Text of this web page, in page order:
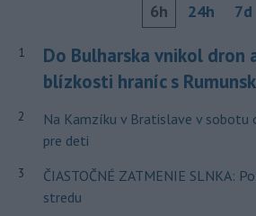
6h 24h 7d
1
Do Bulharska vnikol dron
blízkosti hraníc s
2
Na Kamzíku v Bratislave v sobotu
pre deti
3
ČIASTOČNÉ ZATMENIE SLNKA:
stredu